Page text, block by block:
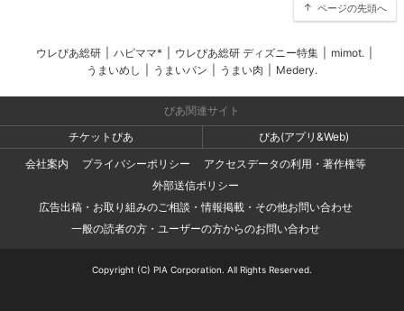
ページの先頭へ
ウレぴあ総研 ハピママ* ウレぴあ総研 ディズニー特集 mimot.
うまいめし
うまいパン うまい肉 Medery.
ぴあ関連サイト
チケットぴあ
ぴあ(アプリ&Web)
会社案内
プライバシーポリシー
アクセスデータの利用・著作権等
外部送信ポリシー
広告出稿・お取り組みのご相談・情報掲載・その他お問い合わせ
一般の読者の方・ユーザーの方からのお問い合わせ
Copyright (C) PIA Corporation. All Rights Reserved.